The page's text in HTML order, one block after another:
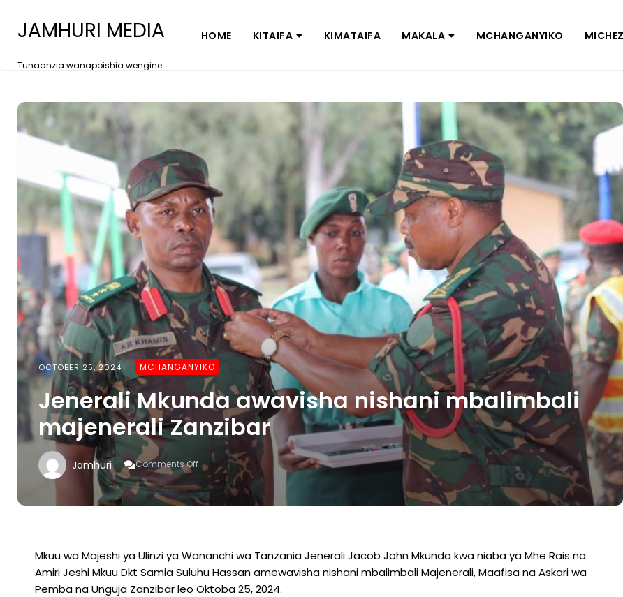
JAMHURI MEDIA
Tunaanzia wanapoishia wengine
HOME KITAIFA KIMATAIFA MAKALA MCHANGANYIKO
OCTOBER 25, 2024 MCHANGANYIKO
Jenerali Mkunda awavisha nishani mbalimbali
majenerali Zanzibar
Jamhuri Comments Off
Jenerali
Mkunda
Awavisha
Zanzibar
Mkuu wa Majeshi ya Ulinzi ya Wananchi wa Tanzania Jenerali Jacob John Mkunda kwa niaba ya Mhe Rais na
Amiri Jeshi Mkuu Dkt Samia Suluhu Hassan amewavisha nishani mbalimbali Majenerali, Maafisa na Askari wa
Pemba na Unguja Zanzibar leo Oktoba 25, 2024.